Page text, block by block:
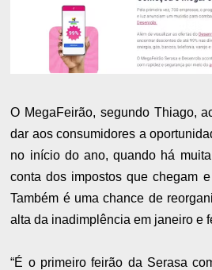
O MegaFeirão, segundo Thiago,
dar aos consumidores a
no início do ano, quando há
conta dos impostos que chegam
Também é uma chance de
alta da inadimplência em janeiro e
“É o primeiro feirão da Serasa